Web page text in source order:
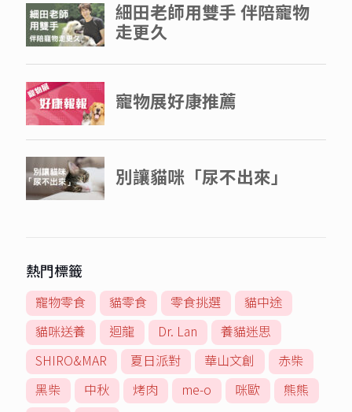
熱門標籤
寵物零食 貓零食 零食挑選
貓中途
貓咪送養
迴龍 Dr. Lan
養貓迷思
SHIRO&MAR
夏日派對 華山文創
赤柴
黑柴
中秋 烤肉 me-o 咪歐
熊熊